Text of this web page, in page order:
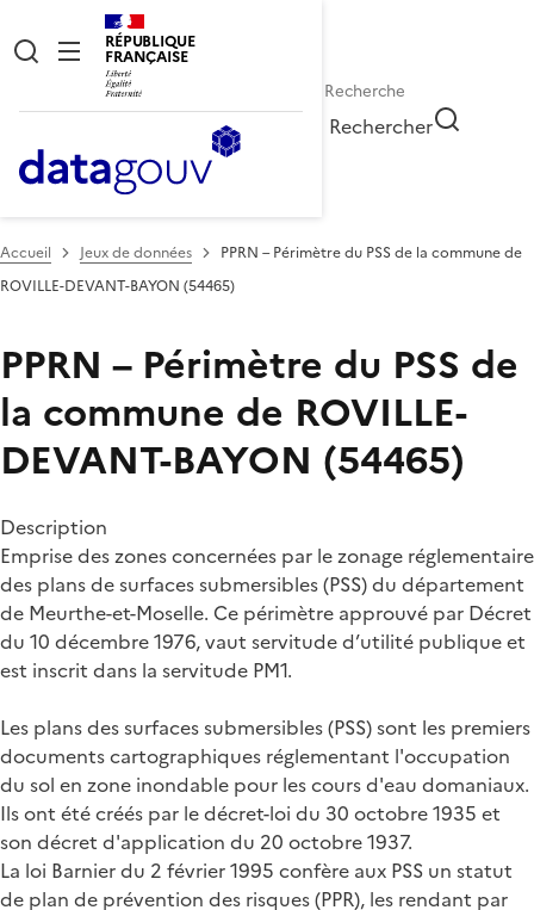
RÉPUBLIQUE
FRANÇAISE
Rechercher
Accueil Jeux de données
PPRN – Périmètre du PSS de la commune de
ROVILLE-DEVANT-BAYON (54465)
PPRN – Périmètre du PSS de
la commune de ROVILLE-
DEVANT-BAYON (54465)
Description
Emprise des zones concernées par le zonage réglementaire
des plans de surfaces submersibles (PSS) du département
de Meurthe-et-Moselle. Ce périmètre approuvé par Décret
du 10 décembre 1976, vaut servitude d’utilité publique et
est inscrit dans la servitude PM1.
Les plans des surfaces submersibles (PSS) sont les premiers
documents cartographiques réglementant l'occupation
du sol en zone inondable pour les cours d'eau domaniaux.
Ils ont été créés par le décret-loi du 30 octobre 1935 et
son décret d'application du 20 octobre 1937.
La loi Barnier du 2 février 1995 confère aux PSS un statut
de plan de prévention des risques (PPR), les rendant par